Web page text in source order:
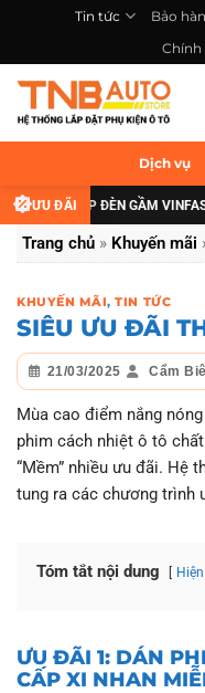
nội
dung
Tin tức Bảo
Chính
Dịch vụ
ƯU ĐÃI
NÂNG CẤP ĐÈN GẦM VINFAST
Trang chủ » Khuyến mãi
KHUYẾN MÃI,TIN TỨC
SIÊU ƯU ĐÃI
21/03/2025 Cẩm
Mùa cao điểm nắng
phim cách nhiệt ô tô
“Mềm” nhiều ưu đãi. Hệ
tung ra các chương trình
Tóm tắt nội dung Hiện
ƯU ĐÃI 1: DÁN
CẤP XI NHAN